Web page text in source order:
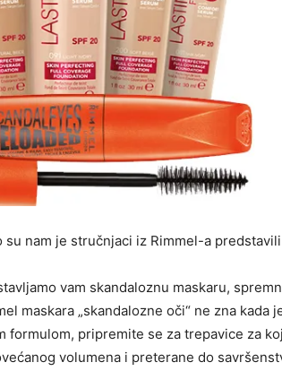
su nam je stručnjaci iz Rimmel-a
vam skandaloznu maskaru,
maskara „skandalozne oči“ ne zna kada
formulom, pripremite se za trepavice za
volumena i preterane do